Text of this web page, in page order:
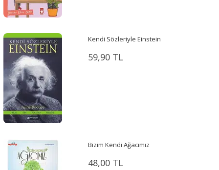
Kendi Sözleriyle Einstein
59,90 TL
Bizim Kendi Ağacımız
48,00 TL